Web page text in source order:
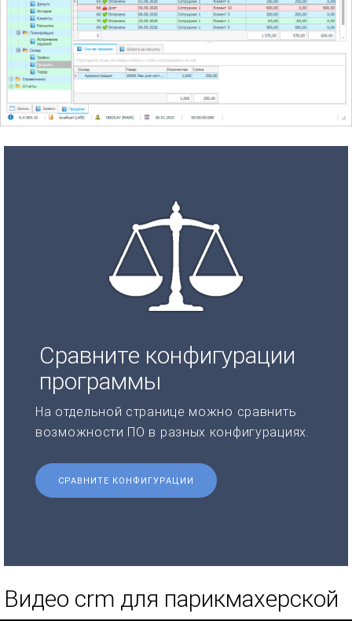
Сравните конфигурации
программы
На отдельной странице можно сравнить
возможности ПО в разных конфигурациях.
СРАВНИТЕ КОНФИГУРАЦИИ
Видео crm для парикмахерской